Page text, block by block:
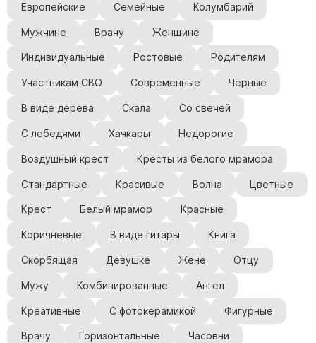
Европейские Семейные Колумбарий
Мужчине Врачу Женщине
Индивидуальные Ростовые Родителям
Участникам СВО Современные Черные
В виде дерева Скала Со свечей
С лебедями Хачкары Недорогие
Воздушный крест Кресты из белого мрамора
Стандартные Красивые Волна Цветные
Крест Белый мрамор Красные
Коричневые В виде гитары Книга
Скорбящая Девушке Жене Отцу
Мужу Комбинированные Ангел
Креативные С фотокерамикой Фигурные
Врачу Горизонтальные Часовни